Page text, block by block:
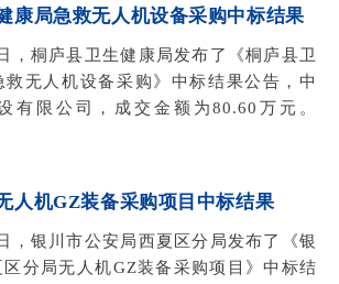
康局急救无人机设备采购中标结果
，桐庐县卫生健康局发布了《桐庐县卫
救无人机设备采购》中标结果公告，中
有限公司，成交金额为80.60万元。
人机GZ装备采购项目中标结果
，银川市公安局西夏区分局发布了《银
区分局无人机GZ装备采购项目》中标结